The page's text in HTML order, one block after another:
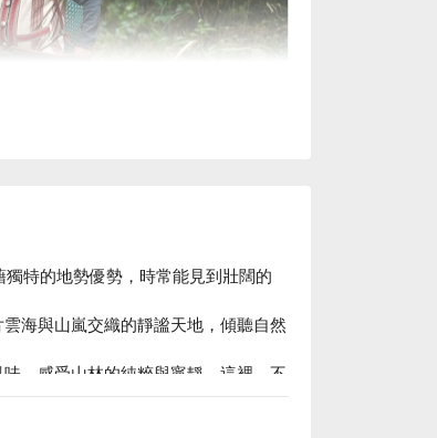
獵人文化的智慧與精神。我們將與在
族人的故事，感受山林與部落文化的
傾聽山林的聲音，幸運時還能一睹
特的地勢優勢，時常能見到壯闊的
海與山嵐交織的靜謐天地，傾聽自然
，感受山林的純粹與寧靜。這裡，不